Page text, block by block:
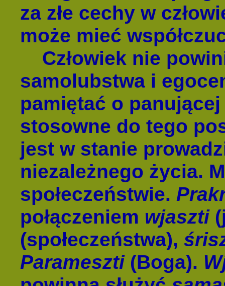
za złe cechy w
może mieć
Człowiek nie
samolubstwa i
pamiętać o
stosowne do tego
jest w stanie
niezależnego życia.
społeczeństwie.
połączeniem wjaszti
(społeczeństwa),
Parameszti (Boga).